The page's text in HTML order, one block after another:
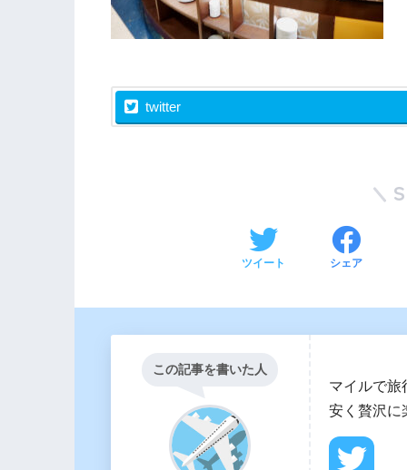
twitter
ツイート シェア
この記事を書いた人
マイルで旅
安く贅沢に